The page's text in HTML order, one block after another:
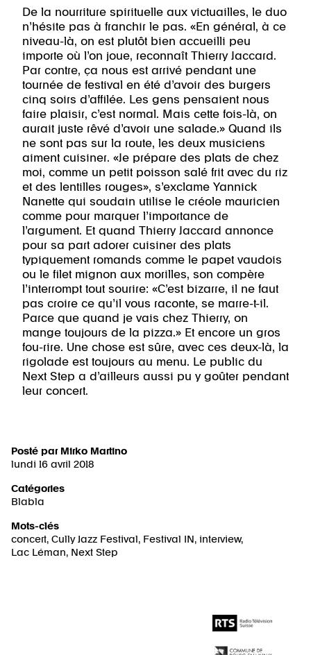
De la nourriture spirituelle aux victuailles, le duo
n’hésite pas à franchir le pas. «En général, à ce
niveau-là, on est plutôt bien accueilli peu
importe où l’on joue, reconnaît Thierry Jaccard.
Par contre, ça nous est arrivé pendant une
tournée de festival en été d’avoir des burgers
cinq soirs d’affilée. Les gens pensaient nous
faire plaisir, c’est normal. Mais cette fois-là, on
aurait juste rêvé d’avoir une salade.» Quand ils
ne sont pas sur la route, les deux musiciens
aiment cuisiner. «Je prépare des plats de chez
moi, comme un petit poisson salé frit avec du riz
et des lentilles rouges», s’exclame Yannick
Nanette qui soudain utilise le créole mauricien
comme pour marquer l’importance de
l’argument. Et quand Thierry Jaccard annonce
pour sa part adorer cuisiner des plats
typiquement romands comme le papet vaudois
ou le filet mignon aux morilles, son compère
l’interrompt tout sourire: «C’est bizarre, il ne faut
pas croire ce qu’il vous raconte, se marre-t-il.
Parce que quand je vais chez Thierry, on
mange toujours de la pizza.» Et encore un gros
fou-rire. Une chose est sûre, avec ces deux-là, la
rigolade est toujours au menu. Le public du
Next Step a d’ailleurs aussi pu y goûter pendant
leur concert.
Posté par Mirko Martino
lundi 16 avril 2018
Catégories
Blabla
Mots-clés
concert, Cully Jazz Festival , Festival IN , interview,
Lac Léman, Next Step